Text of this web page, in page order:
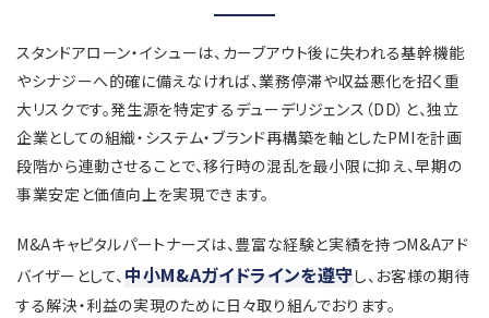
スタンドアローン・イシューは、カーブアウト後に失われる基幹機能
やシナジーへ的確に備えなければ、業務停滞や収益悪化を招く重
大リスクです。発生源を特定するデューデリジェンス（DD）と、独立
企業としての組織・システム・ブランド再構築を軸としたPMIを計画
段階から連動させることで、移行時の混乱を最小限に抑え、早期の
事業安定と価値向上を実現できます。
M&Aキャピタルパートナーズは、豊富な経験と実績を持つM&Aアド
バイザーとして、 中小M&Aガイドラインを遵守し、お客様の期待
する解決・利益の実現のために日々取り組んでおります。